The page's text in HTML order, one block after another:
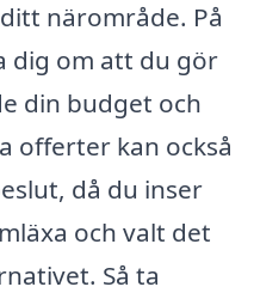
närområde. På
dig om att du gör
din budget och
offerter kan också
då du inser
och valt det
Så ta